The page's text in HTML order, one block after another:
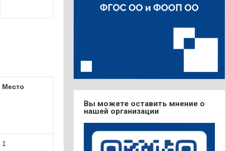
Место
1
Вы можете оставить мнение о
нашей организации